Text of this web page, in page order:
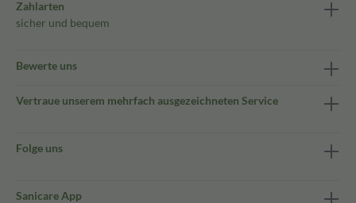
Zahlarten
sicher und bequem
Bewerte uns
Vertraue unserem mehrfach ausgezeichneten Service
Folge uns
Sanicare App